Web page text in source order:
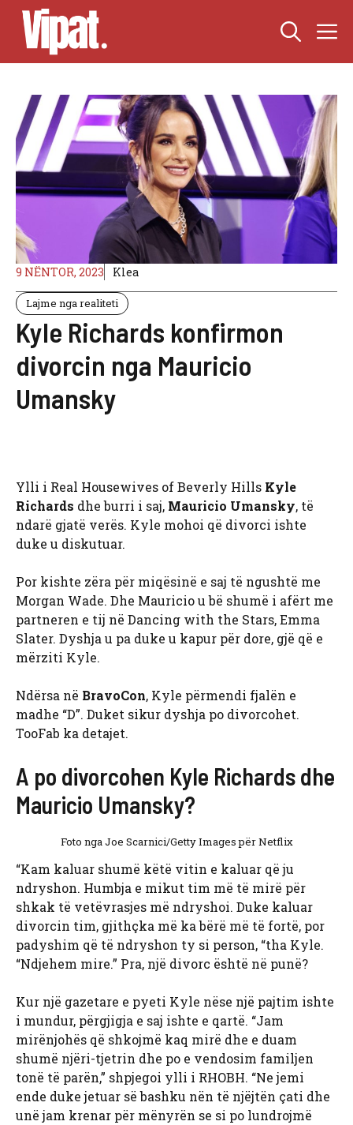
Skip
content
9 NËNTOR, 2023 Klea
Lajme nga realiteti
Kyle Richards konfirmon
divorcin nga Mauricio
Umansky
Ylli i Real Housewives of Beverly Hills Kyle
Richards dhe burri i saj, Mauricio Umansky, të
ndarë gjatë verës. Kyle mohoi që divorci ishte
duke u diskutuar.
Por kishte zëra për miqësinë e saj të ngushtë me
Morgan Wade. Dhe Mauricio u bë shumë i afërt me
partneren e tij në Dancing with the Stars, Emma
Slater. Dyshja u pa duke u kapur për dore, gjë që e
mërziti Kyle.
Ndërsa në BravoCon, Kyle përmendi fjalën e
madhe “D”. Duket sikur dyshja po divorcohet.
TooFab ka detajet.
A po divorcohen Kyle Richards dhe
Mauricio Umansky?
Foto nga Joe Scarnici/Getty Images për Netflix
“Kam kaluar shumë këtë vitin e kaluar që ju
ndryshon. Humbja e mikut tim më të mirë për
shkak të vetëvrasjes më ndryshoi. Duke kaluar
divorcin tim, gjithçka më ka bërë më të fortë, por
padyshim që të ndryshon ty si person, “tha Kyle.
“Ndjehem mire.” Pra, një divorc është në punë?
Kur një gazetare e pyeti Kyle nëse një pajtim ishte
i mundur, përgjigja e saj ishte e qartë. “Jam
mirënjohës që shkojmë kaq mirë dhe e duam
shumë njëri-tjetrin dhe po e vendosim familjen
tonë të parën,” shpjegoi ylli i RHOBH. “Ne jemi
ende duke jetuar së bashku nën të njëjtën çati dhe
unë jam krenar për mënyrën se si po lundrojmë